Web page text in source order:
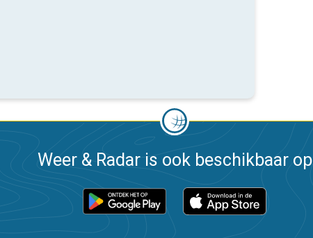
Weer & Radar is ook beschikbaar op